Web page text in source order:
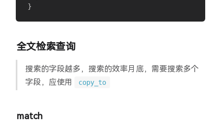
}
全文检索查询
搜索的字段越多，搜索的效率月底，需要搜索多个
字段，应使用
copy_to
match